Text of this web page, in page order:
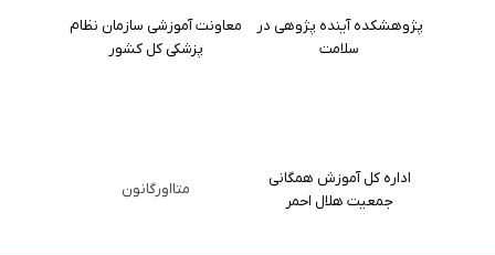
پژوهشکده آینده پژوهی در
سلامت
معاونت آموزشی سازمان نظام
پزشکی کل کشور
اداره کل آموزش همگانی
جمعیت هلال احمر
متااورگانون